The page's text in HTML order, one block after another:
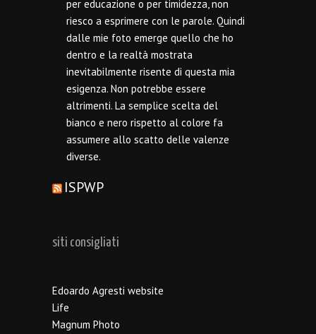
per educazione o per timidezza, non
riesco a esprimere con le parole. Quindi
dalle mie foto emerge quello che ho
dentro e la realtà mostrata
inevitabilmente risente di questa mia
esigenza. Non potrebbe essere
altrimenti. La semplice scelta del
bianco e nero rispetto al colore fa
assumere allo scatto delle valenze
diverse.
ISPWP
siti consigliati
Edoardo Agresti website
Life
Magnum Photo